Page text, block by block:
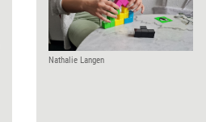
Nathalie Langen